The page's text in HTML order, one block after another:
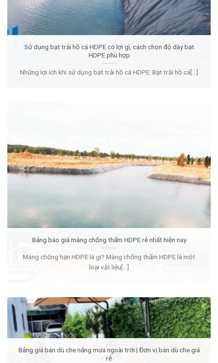
Sử dụng bạt trải hồ cá HDPE có lợi gì, cách chọn độ dày bạt
HDPE phù hợp
Những lợi ích khi sử dụng bạt trải hồ cá HDPE: Bạt trải hồ cá[...]
Bảng báo giá màng chống thấm HDPE rẻ nhất hiện nay
Máng chống hạn HDPE là gì? Màng chống thấm HDPE là một
loại vật liệu[...]
Bảng giá bán dù che nắng mưa ngoài trời | Đơn vị bán dù che giá
rẻ